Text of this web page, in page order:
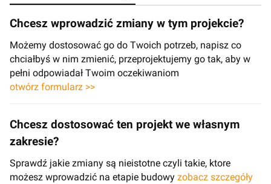
Chcesz wprowadzić zmiany w tym projekcie?
Możemy dostosować go do Twoich potrzeb, napisz co
chciałbyś w nim zmienić, przeprojektujemy go tak, aby w
pełni odpowiadał Twoim oczekiwaniom
otwórz formularz >>
Chcesz dostosować ten projekt we własnym
zakresie?
Sprawdź jakie zmiany są nieistotne czyli takie, ktore
możesz wprowadzić na etapie budowy zobacz szczegóły